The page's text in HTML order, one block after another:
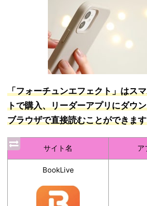
「フォーチュンエフェクト」はス
トで購入、リーダーアプリにダウ
ブラウザで直接読むことができま
サイト名 ア
BookLive